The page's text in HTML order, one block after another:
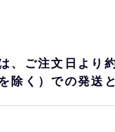
、ご注文日より
除く）での発送